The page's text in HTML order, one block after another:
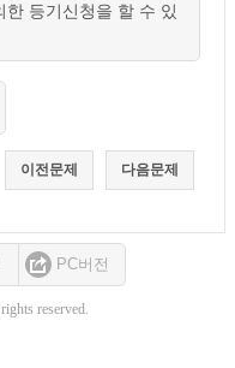
등기신청을 할 수 있
다음문제
이전문제
PC버전
reserved.